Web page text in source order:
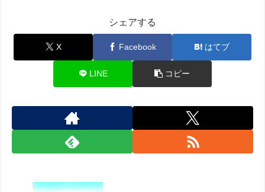
シェアする
X Facebook はてブ
LINE コピー